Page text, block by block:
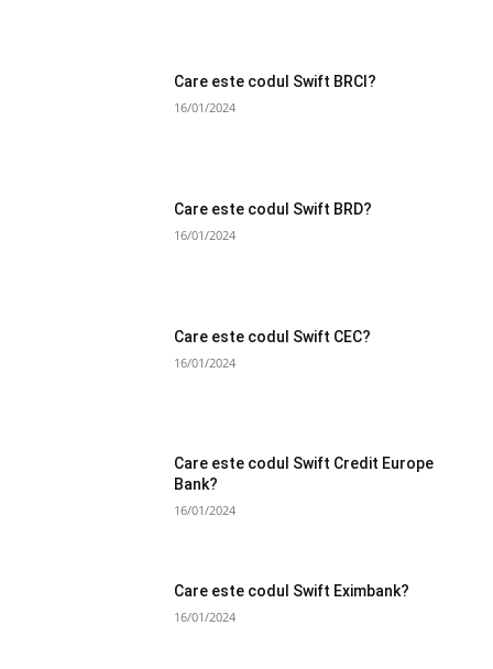
Care este codul Swift BRCI?
16/01/2024
Care este codul Swift BRD?
16/01/2024
Care este codul Swift CEC?
16/01/2024
Care este codul Swift Credit Europe
Bank?
16/01/2024
Care este codul Swift Eximbank?
16/01/2024